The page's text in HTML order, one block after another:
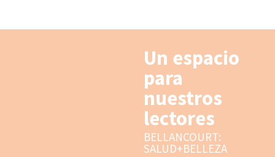
Un espacio
para
nuestros
lectores
BELLANCOURT:
SALUD+BELLEZA